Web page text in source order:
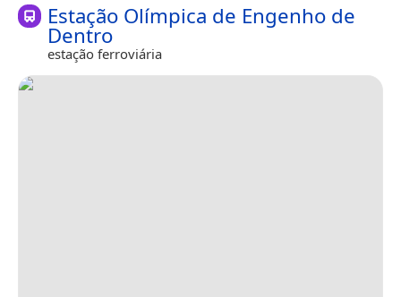
Estação Olímpica de Engenho de
Dentro
estação ferroviária